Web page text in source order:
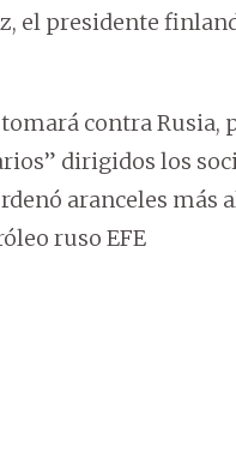
el presidente
contra
dirigidos los
aranceles más
ruso EFE